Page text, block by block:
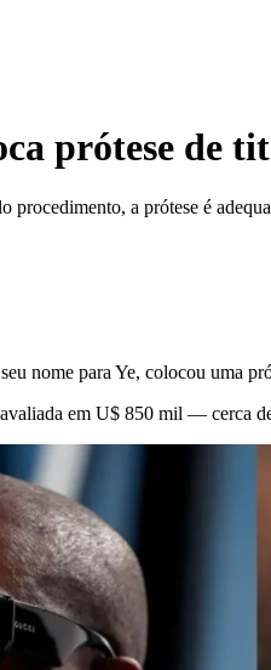
prótese de
procedimento, a prótese é
nome para Ye, colocou uma
avaliada em U$ 850 mil — cerca